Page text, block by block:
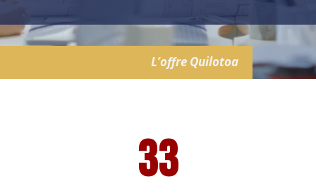
L’offre Quilotoa
33